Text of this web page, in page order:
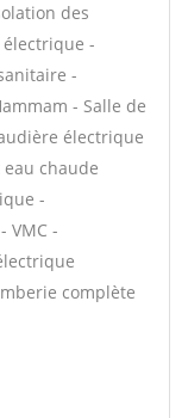
des
électrique -
-
- Salle de
électrique
chaude
-
VMC -
complète